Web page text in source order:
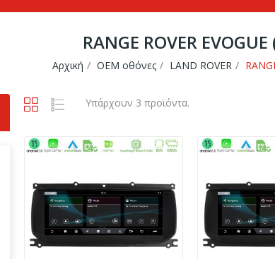
RANGE ROVER
Αρχική OEM οθόνες LAND ROVER
Υπάρχουν 3 προϊόντα.